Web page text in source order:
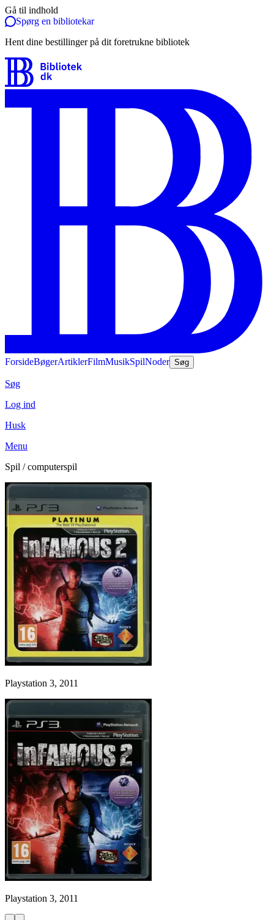
Gå til indhold
Spørg en bibliotekar
Hent dine bestillinger på dit foretrukne bibliotek
ForsideBøgerArtiklerFilmMusikSpilNoder Søg
Søg
Log ind
Husk
Menu
Spil / computerspil
Playstation 3, 2011
Playstation 3, 2011